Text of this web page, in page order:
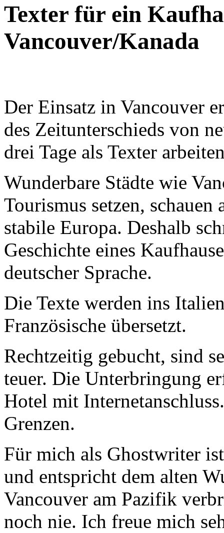
Texter für ein
Vancouver/Kanada
Der Einsatz in Vancouver
des Zeitunterschieds von
drei Tage als Texter
Wunderbare Städte wie
Tourismus setzen,
stabile Europa. Deshalb
Geschichte eines
deutscher Sprache.
Die Texte werden ins
Französische übersetzt.
Rechtzeitig gebucht, sind
teuer. Die Unterbringung
Hotel mit
Grenzen.
Für mich als Ghostwriter
und entspricht dem alten
Vancouver am Pazifik
noch nie. Ich freue mich